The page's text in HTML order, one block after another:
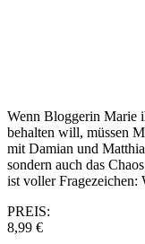
Wenn Bloggerin Marie
behalten will, müssen
mit Damian und
sondern auch das
ist voller Fragezeichen:
PREIS:
8,99 €